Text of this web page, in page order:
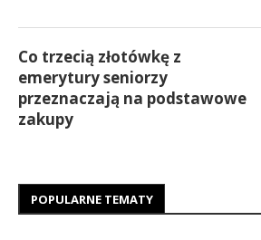
Co trzecią złotówkę z
emerytury seniorzy
przeznaczają na podstawowe
zakupy
POPULARNE TEMATY